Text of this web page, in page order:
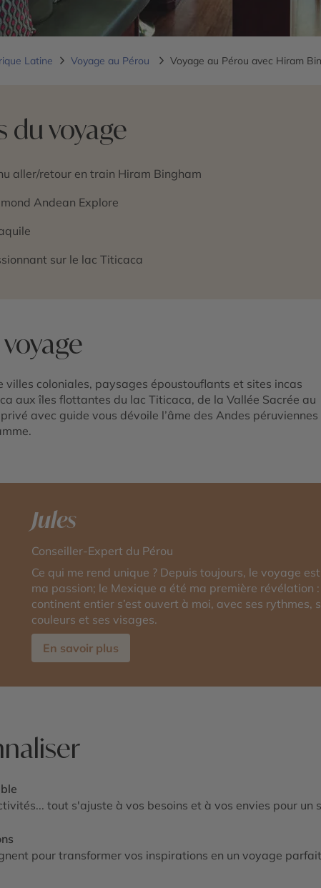
Latine Voyage au Pérou Voyage au Pérou avec Hiram
du voyage
aller/retour en train Hiram Bingham
Andean Explore
sur le lac Titicaca
villes coloniales, paysages époustouflants et sites incas
aux îles flottantes du lac Titicaca, de la Vallée Sacrée au
avec guide vous dévoile l’âme des Andes péruviennes
Jules
Conseiller-Expert du Pérou
Ce qui me rend unique ? Depuis toujours, le voyage est
ma passion; le Mexique a été ma première révélation :
continent entier s’est ouvert à moi, avec ses rythmes,
couleurs et ses visages.
En savoir plus
tout s'ajuste à vos besoins et à vos envies pour un
pour transformer vos inspirations en un voyage